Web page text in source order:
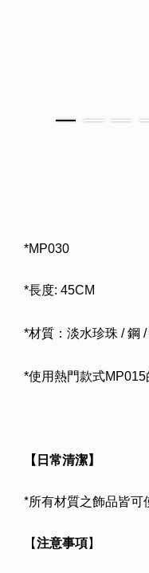
*MP030
*長度: 45CM
*材質：淡水珍珠 / 鋼
*使用熱門款式
【日常清潔】
*所有材質之飾品皆可
【注意事項】